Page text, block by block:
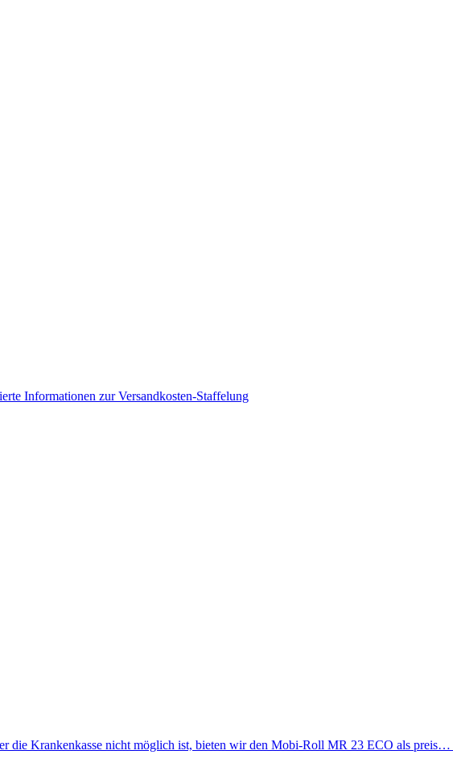
Informationen zur Versandkosten-Staffelung
die Krankenkasse nicht möglich ist, bieten wir den Mobi-Roll MR 23 ECO als preis…